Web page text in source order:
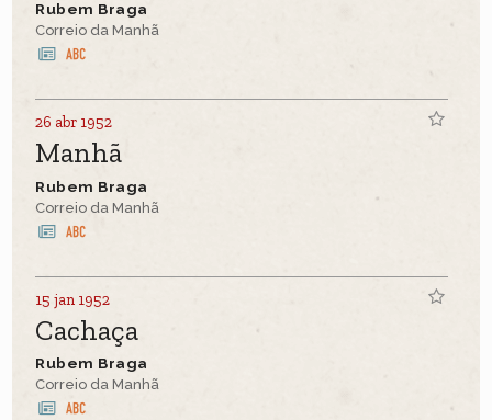
Rubem Braga
Correio da Manhã
26 abr 1952
Manhã
Rubem Braga
Correio da Manhã
15 jan 1952
Cachaça
Rubem Braga
Correio da Manhã